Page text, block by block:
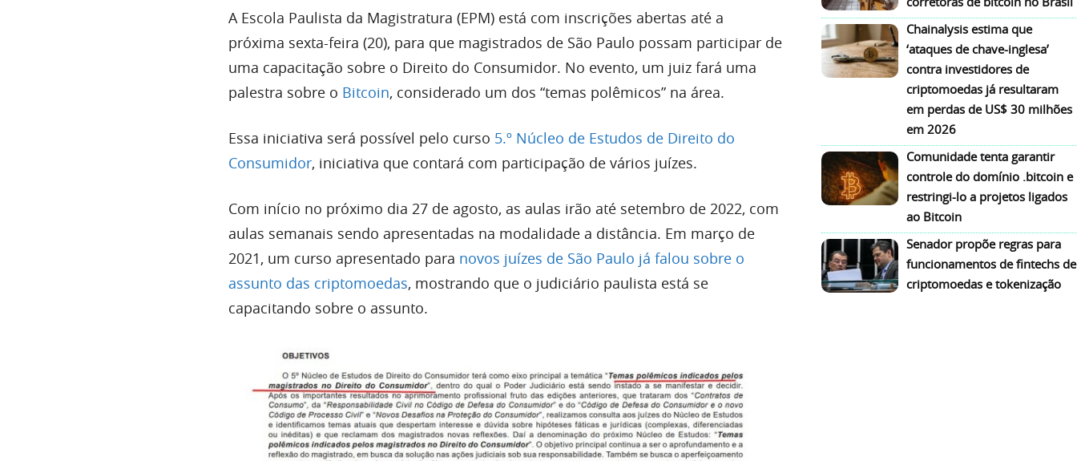
A Escola Paulista da Magistratura (EPM) está com inscrições abertas até a
próxima sexta-feira (20), para que magistrados de São Paulo possam participar de
uma capacitação sobre o Direito do Consumidor. No evento, um juiz fará uma
palestra sobre o Bitcoin, considerado um dos “temas polêmicos” na área.
Essa iniciativa será possível pelo curso 5.º Núcleo de Estudos de Direito do
Consumidor, iniciativa que contará com participação de vários juízes.
Com início no próximo dia 27 de agosto, as aulas irão até setembro de 2022, com
aulas semanais sendo apresentadas na modalidade a distância. Em março de
2021, um curso apresentado para novos juízes de São Paulo já falou sobre o
assunto das criptomoedas, mostrando que o judiciário paulista está se
capacitando sobre o assunto.
Chainalysis estima que
‘ataques de chave-inglesa’
contra investidores de
criptomoedas já resultaram
em perdas de US$ 30 milhões
em 2026
Comunidade tenta garantir
controle do domínio .bitcoin e
restringi-lo a projetos ligados
ao Bitcoin
Senador propõe regras para
funcionamentos de fintechs de
criptomoedas e tokenização